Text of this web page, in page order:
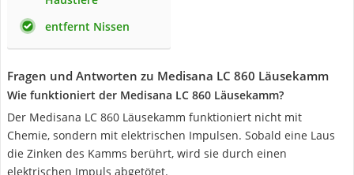
entfernt Nissen
Fragen und Antworten zu Medisana LC 860 Läusekamm
Wie funktioniert der Medisana LC 860 Läusekamm?
Der Medisana LC 860 Läusekamm funktioniert nicht mit
Chemie, sondern mit elektrischen Impulsen. Sobald eine Laus
die Zinken des Kamms berührt, wird sie durch einen
elektrischen Impuls abgetötet.